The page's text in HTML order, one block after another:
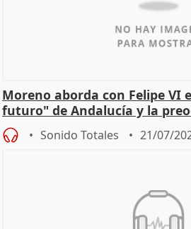
Moreno aborda con Felipe VI
futuro" de Andalucía y la
incendios
Sonido Totales 21/07/